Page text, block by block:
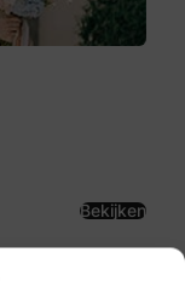
Bekijken